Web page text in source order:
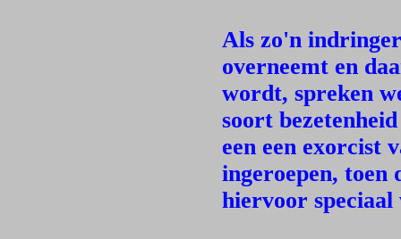
Als zo'n
overneemt en
wordt, spreken
soort
een een exorcist
ingeroepen, toen
hiervoor speciaal